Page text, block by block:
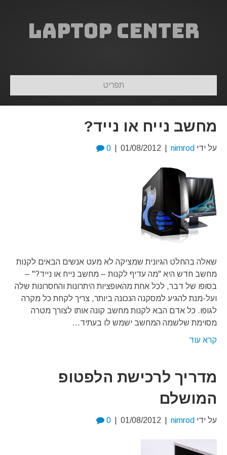
Laptop Center
תפריט
מחשב נייח או נייד?
על ידי nimrod
01/08/2012
0
שאלה בהחלט הגיונית שמציקה לא מעט אנשים הבאים לקנות
מחשב חדש היא "מה עדיף לקנות – מחשב נייח או נייד?" –
בסופו של דבר, לכל אחת מהאופציות היתרונות והחסרונות שלה
ועל-מנת להגיע למסקנה הנכונה ביותר, צריך לקחת כל מקרה
לגופו. כל אדם הבא לקנות מחשב קונה אותו לצורך מטרה
מסוימת שלשמה המחשב ישמש לו בעתיד…
קרא עוד
מדריך לרכישת הלפטופ
המושלם
על ידי nimrod
01/08/2012
0